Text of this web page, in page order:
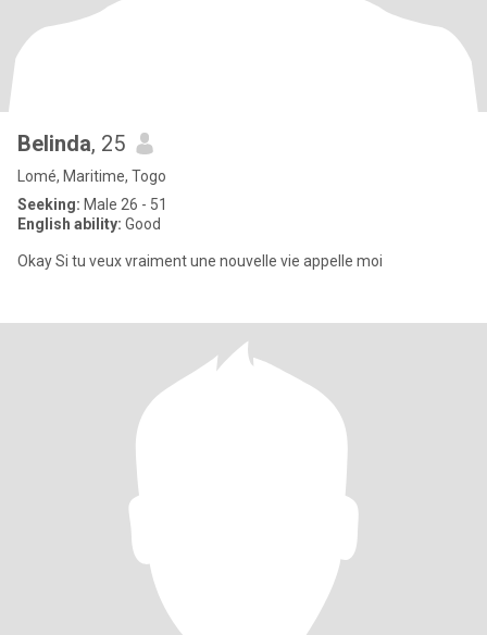
Belinda, 25
Lomé, Maritime, Togo
Seeking: Male 26 - 51
English ability: Good
Okay Si tu veux vraiment une nouvelle vie appelle moi